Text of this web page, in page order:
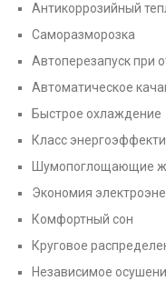
Антикоррозийный
Саморазморозка
Автоперезапуск при
Автоматическое
Быстрое охлаждение
Класс
Шумопоглощающие
Экономия
Комфортный сон
Круговое
Независимое